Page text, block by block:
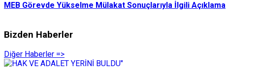
MEB Görevde Yükselme Mülakat Sonuçlarıyla İlgili Açıklama
Bizden Haberler
Diğer Haberler =>